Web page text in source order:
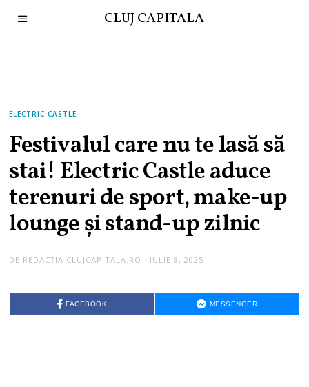
CLUJ CAPITALA
ELECTRIC CASTLE
Festivalul care nu te lasă să
stai! Electric Castle aduce
terenuri de sport, make-up
lounge și stand-up zilnic
DE REDACȚIA CLUJCAPITALA.RO IULIE 8, 2025
FACEBOOK MESSENGER